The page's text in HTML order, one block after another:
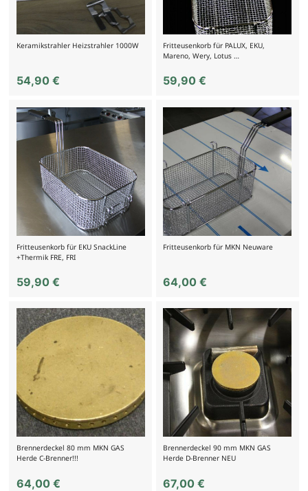
Keramikstrahler Heizstrahler 1000W
54,90 €
Fritteusenkorb für PALUX, EKU,
Mareno, Wery, Lotus …
59,90€
Fritteusenkorb für EKU SnackLine
+Thermik FRE, FRI
59,90 €
Fritteusenkorb für MKN Neuware
64,00€
Brennerdeckel 80 mm MKN GAS
Herde C-Brenner!!!
64,00 €
Brennerdeckel 90 mm MKN GAS
Herde D-Brenner NEU
67,00€